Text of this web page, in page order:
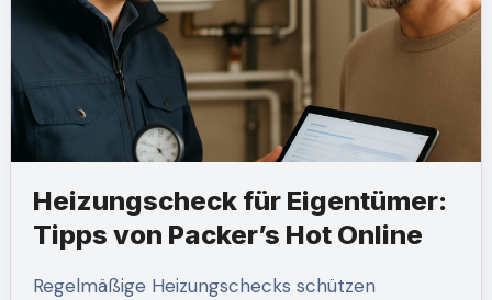
Heizungscheck für Eigentümer:
Tipps von Packer’s Hot Online
Regelmäßige Heizungschecks schützen